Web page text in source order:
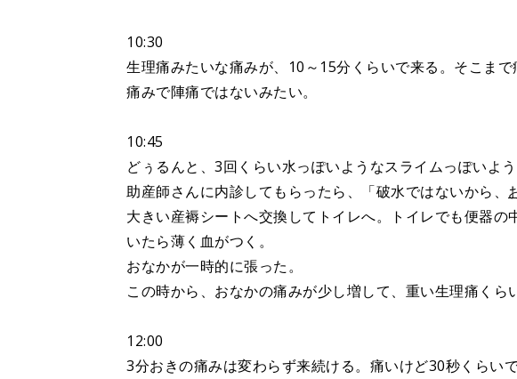
10:30
生理痛みたいな痛みが、10～15分くらいで来る。そこま
痛みで陣痛ではないみたい。
10:45
どぅるんと、3回くらい水っぽいようなスライムっぽいよ
助産師さんに内診してもらったら、「破水ではないから、
大きい産褥シートへ交換してトイレへ。トイレでも便器
いたら薄く血がつく。
おなかが一時的に張った。
この時から、おなかの痛みが少し増して、重い生理痛くら
12:00
3分おきの痛みは変わらず来続ける。痛いけど30秒くらいで